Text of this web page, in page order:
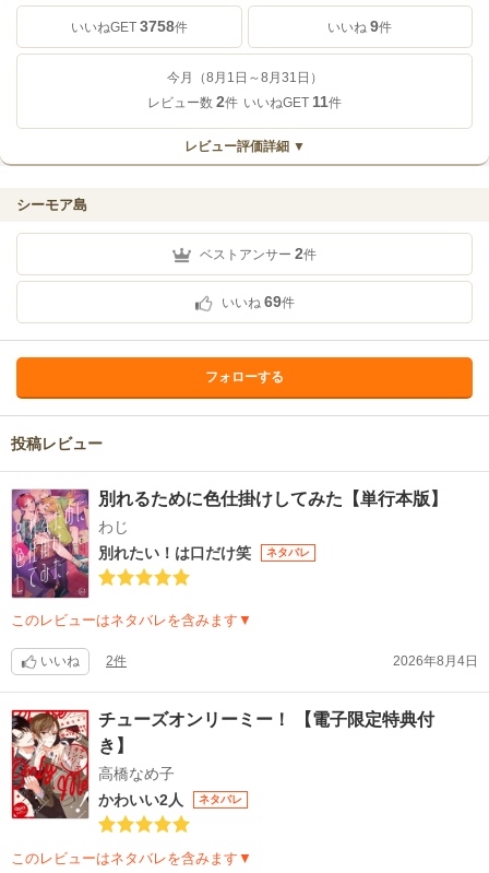
いいねGET 3758件 いいね9件
今月（8月1日～8月31日）
レビュー数 2件 いいねGET 11件
レビュー評価詳細 ▼
シーモア島
ベストアンサー 2件
いいね 69件
フォローする
投稿レビュー
別れるために色仕掛けしてみた【単行本版】
わじ
別れたい！は口だけ笑
ネタバレ
このレビューはネタバレを含みます▼
いいね 2件 2026年8月4日
チューズオンリーミー！ 【電子限定特典付
き】
高橋なめ子
かわいい2人
ネタバレ
このレビューはネタバレを含みます▼